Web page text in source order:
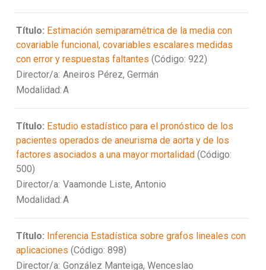
Título: Estimación semiparamétrica de la media con
covariable funcional, covariables escalares medidas
con error y respuestas faltantes (Código: 922)
Director/a: Aneiros Pérez, Germán
Modalidad:A
Título: Estudio estadístico para el pronóstico de los
pacientes operados de aneurisma de aorta y de los
factores asociados a una mayor mortalidad (Código:
500)
Director/a: Vaamonde Liste, Antonio
Modalidad:A
Título: Inferencia Estadística sobre grafos lineales con
aplicaciones (Código: 898)
Director/a: González Manteiga, Wenceslao